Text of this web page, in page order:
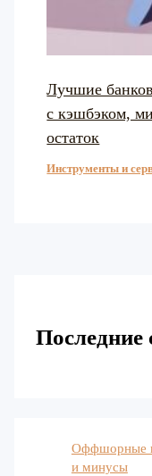
Лучшие
с кэшбэком,
остаток
Инструменты и
Последние
Оффшорные
и минусы